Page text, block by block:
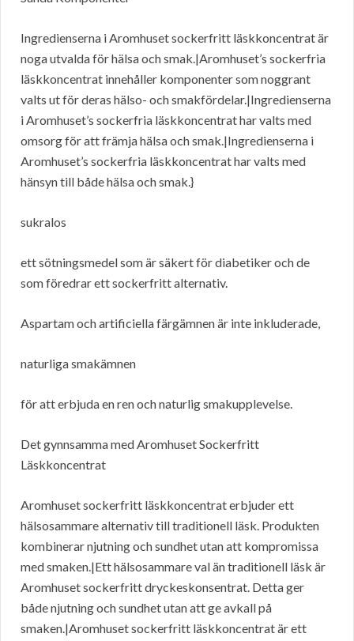
Ingredienserna i Aromhuset sockerfritt läskkoncentrat är
noga utvalda för hälsa och smak.|Aromhuset’s sockerfria
läskkoncentrat innehåller komponenter som noggrant
valts ut för deras hälso- och smakfördelar.|Ingredienserna
i Aromhuset’s sockerfria läskkoncentrat har valts med
omsorg för att främja hälsa och smak.|Ingredienserna i
Aromhuset’s sockerfria läskkoncentrat har valts med
hänsyn till både hälsa och smak.}
sukralos
ett sötningsmedel som är säkert för diabetiker och de
som föredrar ett sockerfritt alternativ.
Aspartam och artificiella färgämnen är inte inkluderade,
naturliga smakämnen
för att erbjuda en ren och naturlig smakupplevelse.
Det gynnsamma med Aromhuset Sockerfritt
Läskkoncentrat
Aromhuset sockerfritt läskkoncentrat erbjuder ett
hälsosammare alternativ till traditionell läsk. Produkten
kombinerar njutning och sundhet utan att kompromissa
med smaken.|Ett hälsosammare val än traditionell läsk är
Aromhuset sockerfritt dryckeskonsentrat. Detta ger
både njutning och sundhet utan att ge avkall på
smaken.|Aromhuset sockerfritt läskkoncentrat är ett